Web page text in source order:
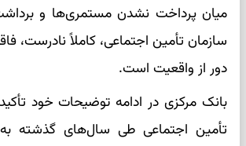
میان پرداخت نشدن مستمری‌ها و
سازمان تأمین اجتماعی، کاملاً نادرست،
دور از واقعیت است.
بانک مرکزی در ادامه توضیحات خود
تأمین اجتماعی طی سال‌های گذشته